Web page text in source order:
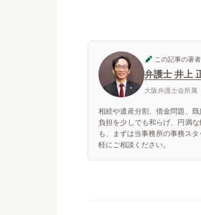
この記事の著
弁護士 井上
大阪弁護士会所属
相続や遺産分割、借金問題、
負担を少しでも和らげ、円満
も、まずは当事務所の事務ス
軽にご相談ください。